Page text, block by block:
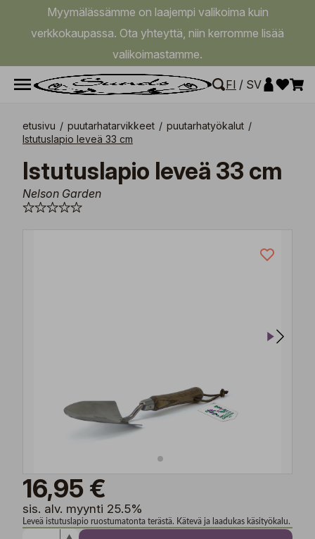
Myymälässämme on laajempi valikoima kuin
verkkokaupassa. Ota yhteyttä, niin kerromme lisää
valikoimastamme.
FI / SV
etusivu / puutarhatarvikkeet / puutarhatyökalut /
Istutuslapio leveä 33 cm
Istutuslapio leveä 33 cm
Nelson Garden
16,95 €
sis. alv. myynti 25.5%
Leveä istutuslapio ruostumatonta terästä. Kätevä ja laadukas käsityökalu.